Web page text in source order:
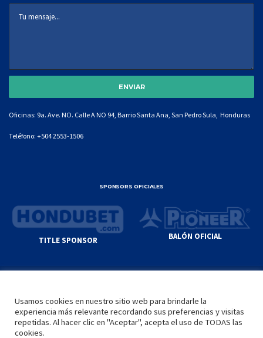
Oficinas: 9a. Ave. NO. Calle A NO 94, Barrio Santa Ana, San Pedro Sula, Honduras
Teléfono: +504 2553-1506
SPONSORS OFICIALES
TITLE SPONSOR BALÓN OFICIAL
YOUTUBE TERMS OF SERVICE
PRIVACY POLICY
POLÍTICA DE PRIVACIDAD
Usamos cookies en nuestro sitio web para brindarle la
experiencia más relevante recordando sus preferencias y visitas
repetidas. Al hacer clic en "Aceptar", acepta el uso de TODAS las
cookies.